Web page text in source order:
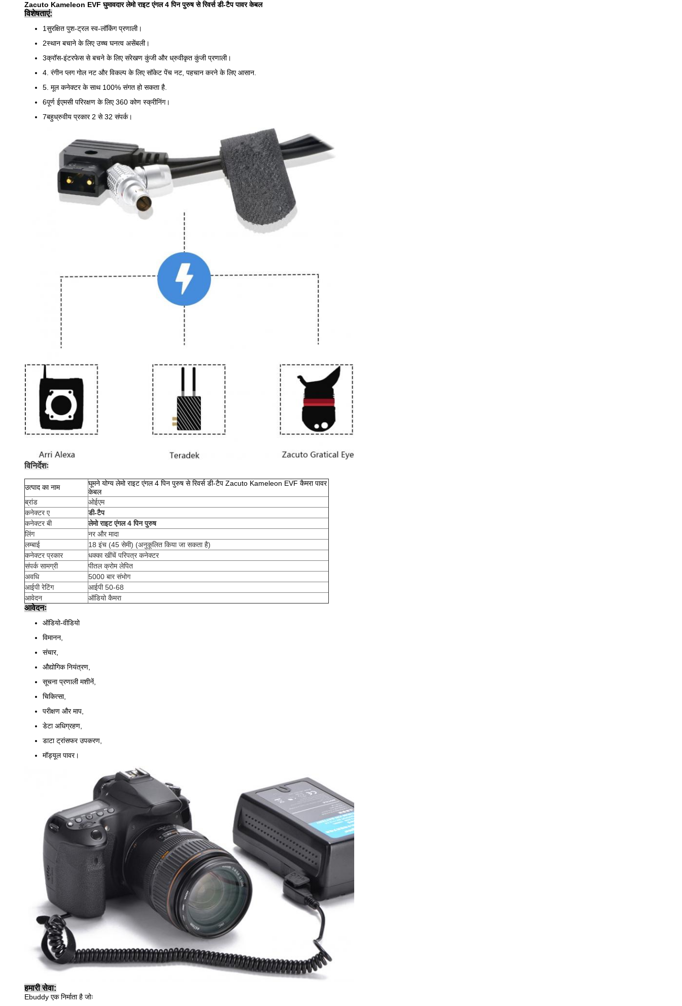
Zacuto Kameleon EVF घुमावदार लेमो राइट एंगल 4 पिन पुरुष से रिवर्स डी-टैप पावर केबल
विशेषताएं:
1सुरक्षित पुश-ट्रल स्व-लॉकिंग प्रणाली।
2स्थान बचाने के लिए उच्च घनत्व असेंबली।
3क्रॉस-इंटरफेस से बचने के लिए संरेखण कुंजी और ध्रुवीकृत कुंजी प्रणाली।
4. रंगीन प्लग गोल नट और विकल्प के लिए सॉकेट पेंच नट, पहचान करने के लिए आसान.
5. मूल कनेक्टर के साथ 100% संगत हो सकता है.
6पूर्ण ईएमसी परिरक्षण के लिए 360 कोण स्क्रीनिंग।
7बहुध्रुवीय प्रकार 2 से 32 संपर्क।
विनिर्देशः
उत्पाद का नाम
घूमने योग्य लेमो राइट एंगल 4 पिन पुरुष से रिवर्स डी-टैप Zacuto Kameleon EVF कैमरा पावर
केबल
ब्रांड
ओईएम
कनेक्टर ए
डी-टैप
कनेक्टर बी
लेमो राइट एंगल 4 पिन पुरुष
लिंग
नर और मादा
लम्बाई
18 इंच (45 सेमी) (अनुकूलित किया जा सकता है)
कनेक्टर प्रकार
धक्का खींचें परिपत्र कनेक्टर
संपर्क सामग्री
पीतल क्रोम लेपित
अवधि
5000 बार संभोग
आईपी रेटिंग
आईपी 50-68
आवेदन
ऑडियो कैमरा
आवेदनः
ऑडियो-वीडियो
विमानन,
संचार,
औद्योगिक नियंत्रण,
सूचना प्रणाली मशीनें,
चिकित्सा,
परीक्षण और माप,
डेटा अधिग्रहण,
डाटा ट्रांसफर उपकरण,
मॉड्यूल पावर।
हमारी सेवा:
Ebuddy एक निर्माता है जोः